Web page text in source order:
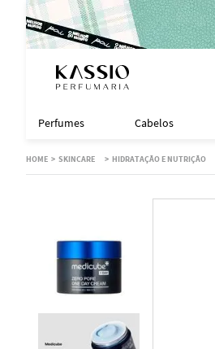
Perfumes Cabelos
SKINCARE HIDRATAÇÃO E NUTRIÇÃO